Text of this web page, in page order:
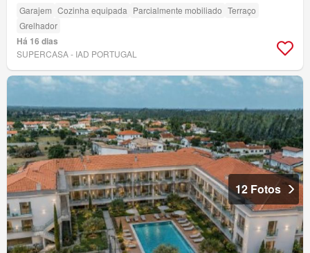
Garajem Cozinha equipada Parcialmente mobiliado Terraço
Grelhador
Há 16 dias
SUPERCASA - IAD PORTUGAL
12 Fotos